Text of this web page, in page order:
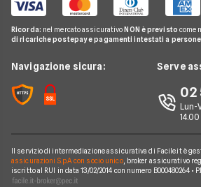
Pay TV
Noleggio Lungo Termine
News
Chi siamo
Perché scegliere Facile.it
Mappa del sito
Internet senza linea fissa
Offerte Internet Illimitato
Linkem
Tiscali
Wind Tre
Aruba
Eolo
Operatori Internet Casa
Guide Internet Casa
Argomenti in evidenza internet casa
Notizie internet casa
Domande frequenti internet casa
Ricorda: nel mercato assicurativo NON è previsto come
di ricariche postepay e pagamenti intestati a
Navigazione sicura: Serve
02
Lun-
14.00
Il servizio di intermediazione assicurativa di Facile.it è
assicurazioni S.p.A. con socio unico, broker assicurativo
iscritto al RUI in data 13/02/2014 con numero B000480264 •